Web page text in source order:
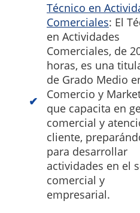
Técnico en
Comerciales: El
en Actividades
Comerciales, de
horas, es una
de Grado Medio
Comercio y
que capacita en
comercial y
cliente,
para desarrollar
actividades en el
comercial y
empresarial.